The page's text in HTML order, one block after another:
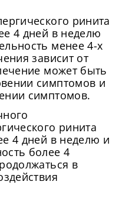
ринита
4 дней в неделю
менее 4-х
зависит от
может быть
симптомов и
симптомов.
ринита
4 дней в неделю и
более 4
в